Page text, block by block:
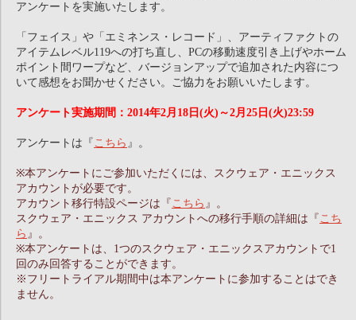
アンケートを実施いたします。
「フェイス」や「エミネンス・レコード」、アーティファクトの
アイテムレベル119への打ち直し、PCの移動速度引き上げやホーム
ポイント間ワープなど、バージョンアップで追加された内容につ
いて感想をお聞かせください。ご協力をお願いいたします。
アンケート実施期間：2014年2月18日(火)～2月25日(火)23:59
アンケートは『 こちら 』。
※本アンケートにご参加いただくには、スクウェア・エニックス
アカウントが必要です。
アカウント移行特設ページは『 こちら 』。
スクウェア・エニックス アカウントへの移行手順の詳細は『 こち
ら 』。
※本アンケートは、1つのスクウェア・エニックスアカウントで1
回のみ回答することができます。
※フリートライアル期間中は本アンケートに参加することはでき
ません。